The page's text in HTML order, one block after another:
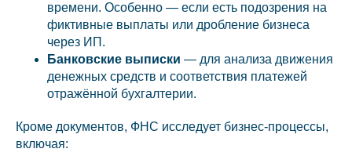
времени. Особенно — если есть подозрения на
фиктивные выплаты или дробление бизнеса
через ИП.
Банковские выписки — для анализа движения
денежных средств и соответствия платежей
отражённой бухгалтерии.
Кроме документов, ФНС исследует бизнес-процессы,
включая: